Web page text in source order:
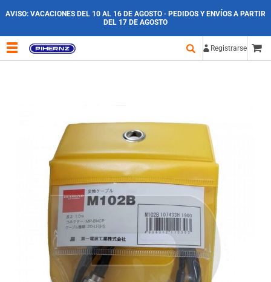
AVISO: VACACIONES DEL 10 AL 16 DE AGOSTO · PEDIDOS Y ENVÍOS A PARTIR
DEL 17 DE AGOSTO
Registrarse